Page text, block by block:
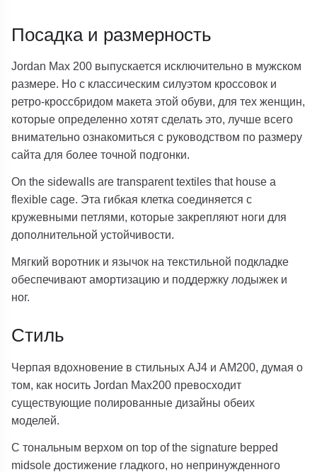
Посадка и размерность
Jordan Max 200 выпускается исключительно в мужском
размере. Но с классическим силуэтом кроссовок и
ретро-кроссбридом макета этой обуви, для тех женщин,
которые определенно хотят сделать это, лучше всего
внимательно ознакомиться с руководством по размеру
сайта для более точной подгонки.
On the sidewalls are transparent textiles that house a
flexible cage. Эта гибкая клетка соединяется с
кружевными петлями, которые закрепляют ноги для
дополнительной устойчивости.
Мягкий воротник и язычок на текстильной подкладке
обеспечивают амортизацию и поддержку лодыжек и
ног.
Стиль
Черпая вдохновение в стильных AJ4 и AM200, думая о
том, как носить Jordan Max200 превосходит
существующие полированные дизайны обеих
моделей.
С тональным верхом on top of the signature bepped
midsole достижение гладкого, но непринужденного